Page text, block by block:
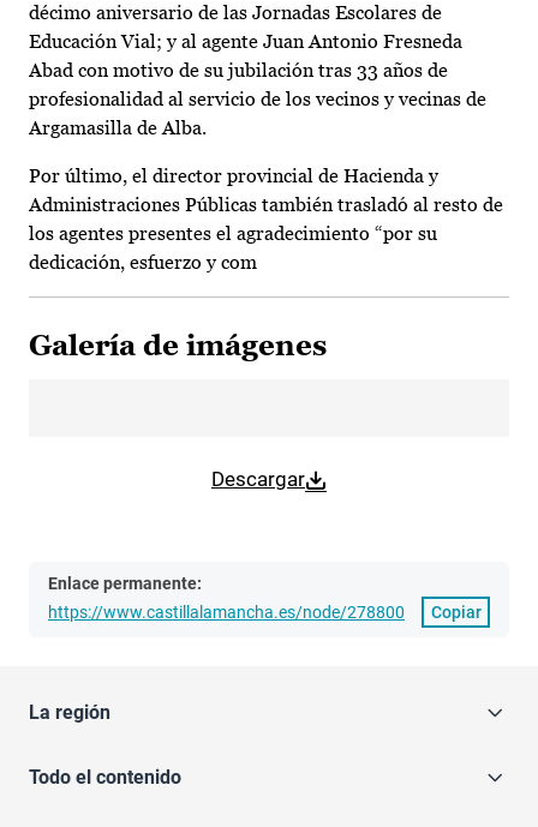
décimo aniversario de las Jornadas Escolares de
Educación Vial; y al agente Juan Antonio Fresneda
Abad con motivo de su jubilación tras 33 años de
profesionalidad al servicio de los vecinos y vecinas de
Argamasilla de Alba.
Por último, el director provincial de Hacienda y
Administraciones Públicas también trasladó al resto de
los agentes presentes el agradecimiento “por su
dedicación, esfuerzo y com
Galería de imágenes
Descargar
Enlace permanente:
https://www.castillalamancha.es/node/278800
Copiar
La región
Todo el contenido